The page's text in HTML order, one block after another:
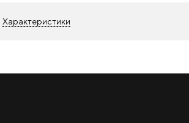
Характеристики